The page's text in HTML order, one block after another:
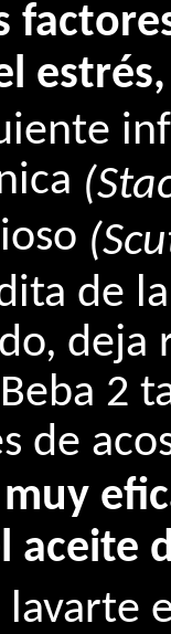
estrés,
de
deja
2
de
aceite
lavarte